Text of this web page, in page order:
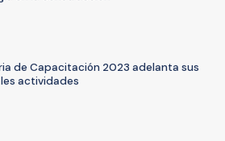
de Capacitación 2023 adelanta sus
actividades